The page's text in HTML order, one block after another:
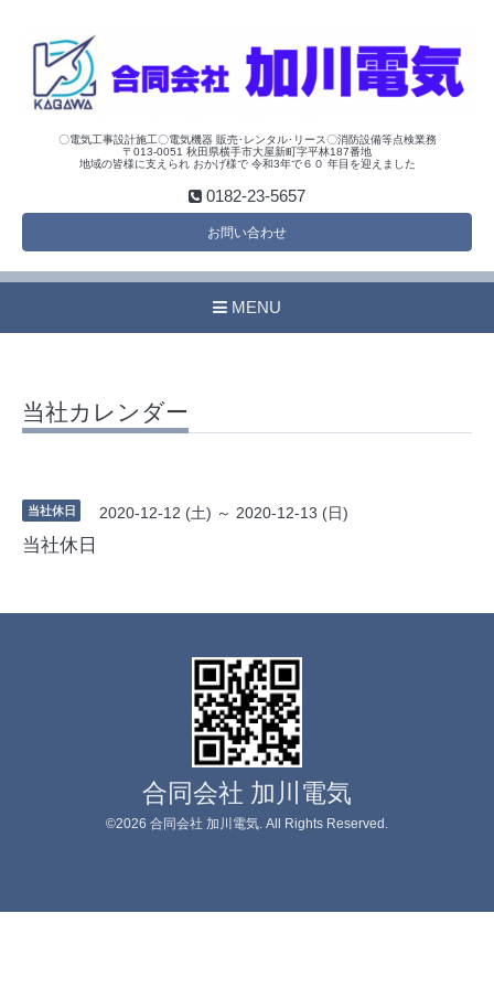
〇電気工事設計施工〇電気機器 販売･レンタル･リース〇消防設備等点検業務
〒013-0051 秋田県横手市大屋新町字平林187番地
地域の皆様に支えられ おかげ様で 令和3年で６０ 年目を迎えました
0182-23-5657
お問い合わせ
MENU
当社カレンダー
当社休日 2020-12-12 (土) ～ 2020-12-13 (日)
当社休日
合同会社 加川電気
©2026 合同会社 加川電気 . All Rights Reserved.